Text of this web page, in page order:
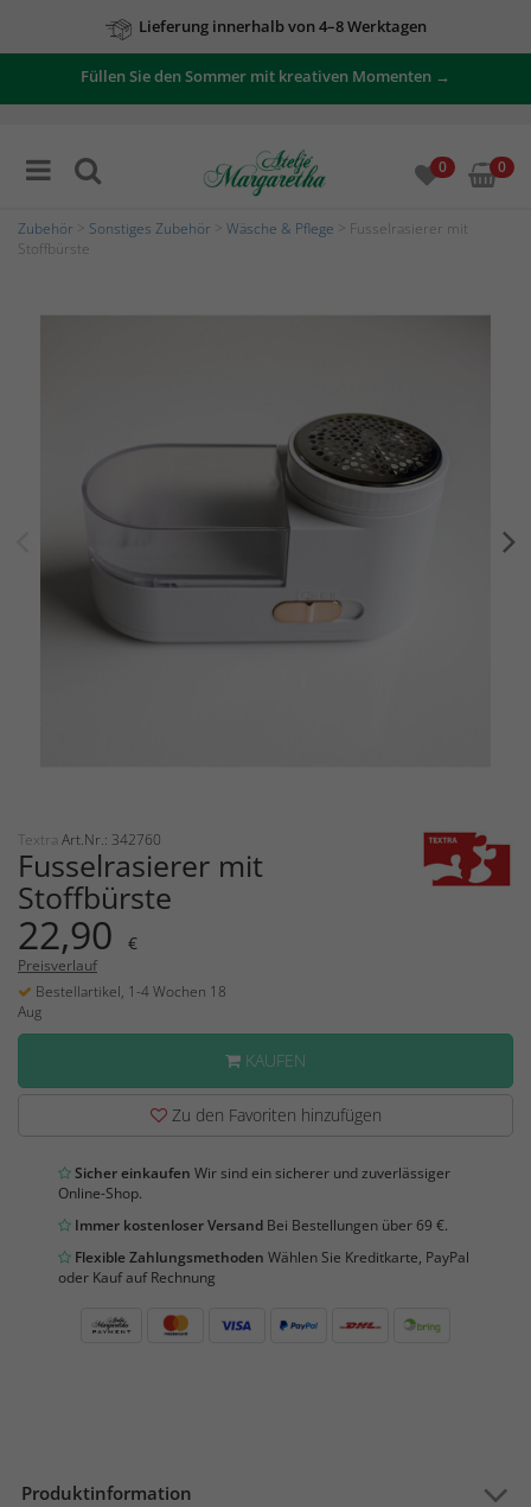
Lieferung innerhalb von 4–8 Werktagen
Füllen Sie den Sommer mit kreativen Momenten →
0 0
Zubehör Sonstiges Zubehör Wäsche & Pflege > Fusselrasierer mit
Stoffbürste
Textra Art.Nr.: 342760
Fusselrasierer mit
Stoffbürste
22,90 €
Preisverlauf
Bestellartikel, 1-4 Wochen 18
Aug
KAUFEN
Zu den Favoriten hinzufügen
Sicher einkaufen Wir sind ein sicherer und zuverlässiger
Online-Shop.
Immer kostenloser Versand Bei Bestellungen über 69 €.
Flexible Zahlungsmethoden Wählen Sie Kreditkarte, PayPal
oder Kauf auf Rechnung
Produktinformation